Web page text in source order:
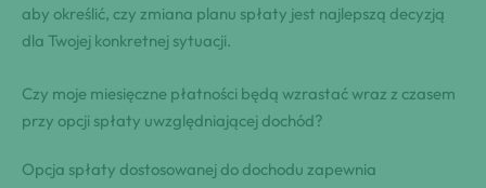
aby określić, czy zmiana planu spłaty jest najlepszą decyzją
dla Twojej konkretnej sytuacji.
Czy moje miesięczne płatności będą wzrastać wraz z czasem
przy opcji spłaty uwzględniającej dochód?
Opcja spłaty dostosowanej do dochodu zapewnia